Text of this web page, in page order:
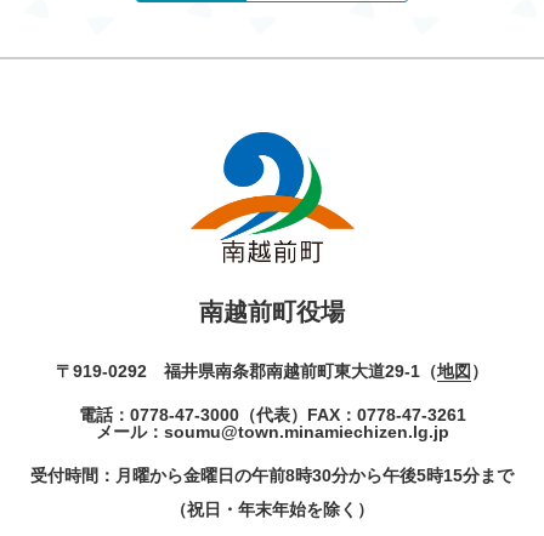
南越前町役場
〒919-0292 福井県南条郡南越前町東大道29-1（地図 ）
電話： 0778-47-3000（代表） FAX：0778-47-3261
メール： soumu@town.minamiechizen.lg.jp
受付時間：月曜から金曜日の午前8時30分から午後5時15分まで
（祝日・年末年始を除く）